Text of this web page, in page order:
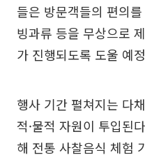
들은 방문객들의 편의
빙과류 등을 무상으로
가 진행되도록 도울 예
행사 기간 펼쳐지는 다
적·물적 자원이 투입된
해 전통 사찰음식 체험